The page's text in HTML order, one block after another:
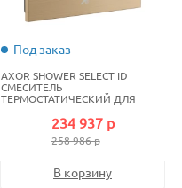
Под заказ
AXOR SHOWER SELECT ID
СМЕСИТЕЛЬ
ТЕРМОСТАТИЧЕСКИЙ ДЛЯ
BRUSHED BRONZE
234 937 р
258 986 р
В корзину